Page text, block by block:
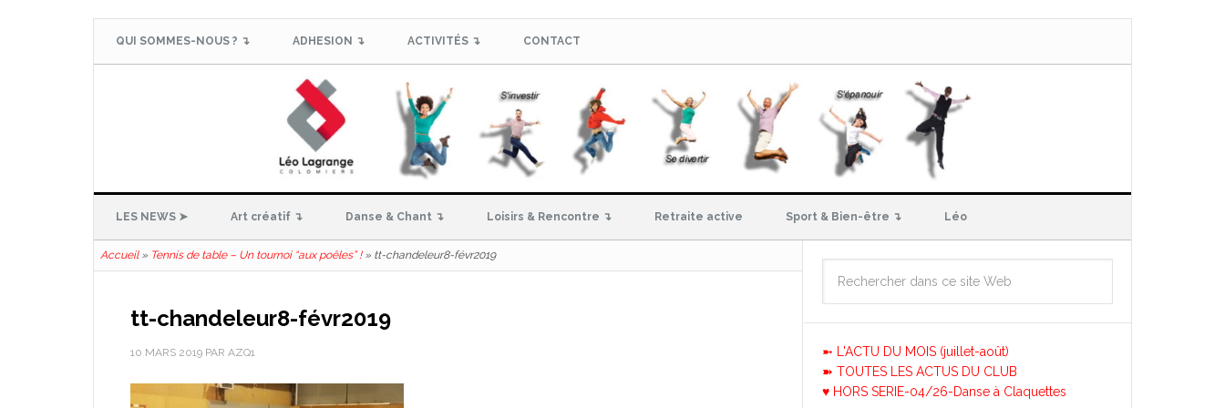
QUI SOMMES-NOUS ? ↴ ADHESION ↴ ACTIVITÉS ↴ CONTACT
LES NEWS ➤ Art créatif ↴ Danse & Chant ↴ Loisirs & Rencontre ↴ Retraite active Sport & Bien-être ↴ Léo
Accueil» Tennis de table – Un tournoi “aux poêles” !» tt-chandeleur8-févr2019
tt-chandeleur8-févr2019
10 MARS 2019 PAR AZQ1
➼ L'ACTU DU MOIS (juillet-août)
➽ TOUTES LES ACTUS DU CLUB
♥ HORS SERIE-04/26-Danse à Claquettes